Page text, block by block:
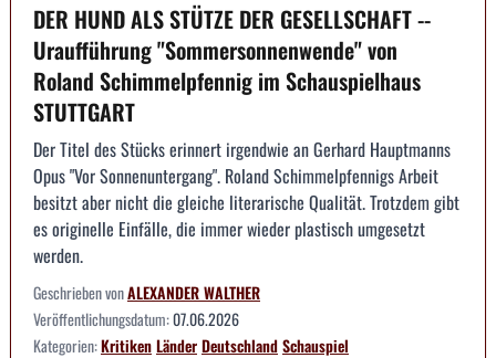
DER HUND ALS STÜTZE DER GESELLSCHAFT --
Uraufführung "Sommersonnenwende" von
Roland Schimmelpfennig im Schauspielhaus
STUTTGART
Der Titel des Stücks erinnert irgendwie an Gerhard Hauptmanns
Opus "Vor Sonnenuntergang". Roland Schimmelpfennigs Arbeit
besitzt aber nicht die gleiche literarische Qualität. Trotzdem gibt
es originelle Einfälle, die immer wieder plastisch umgesetzt
werden.
Geschrieben vonALEXANDER WALTHER
Veröffentlichungsdatum:07.06.2026
Kategorien:KritikenLänderDeutschlandSchauspiel